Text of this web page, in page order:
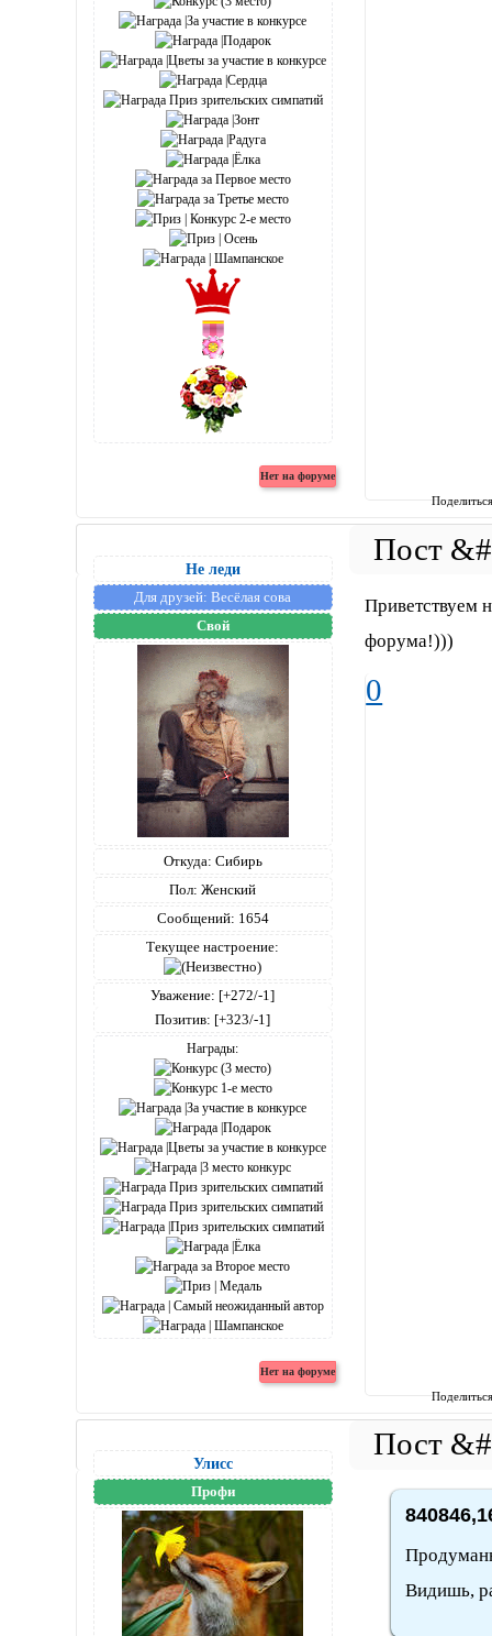
Не леди
Для друзей: Весёлая сова
Свой
Откуда: Сибирь
Пол: Женский
Сообщений: 1654
Текущее настроение:
Уважение: [+272/-1]
Позитив: [+323/-1]
Награды:
Приветствуем
форума!)))
0
Улисс
Профи
Видишь,